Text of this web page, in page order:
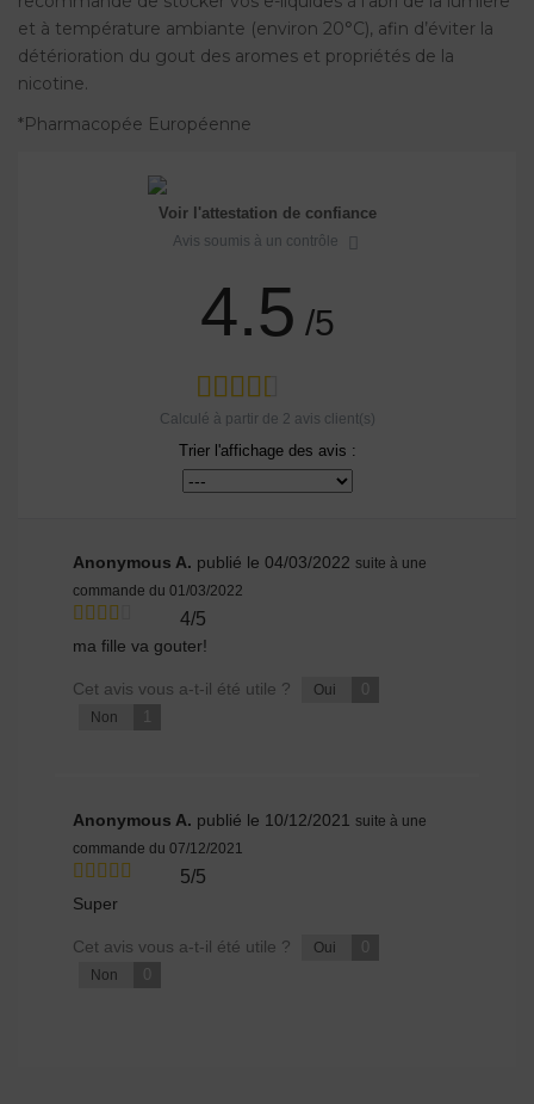
et à température ambiante (environ 20°C), afin d’éviter la
détérioration du gout des aromes et propriétés de la
nicotine.
*Pharmacopée Européenne
Voir l'attestation de confiance
Avis soumis à un contrôle
4.5 /5
Calculé à partir de 2 avis client(s)
Trier l'affichage des avis :
Anonymous A. publié le 04/03/2022 suite à une
commande du 01/03/2022
4/5
ma fille va gouter!
Cet avis vous a-t-il été utile ? Oui 0
Non 1
Anonymous A. publié le 10/12/2021 suite à une
commande du 07/12/2021
5/5
Super
Cet avis vous a-t-il été utile ? Oui 0
Non 0